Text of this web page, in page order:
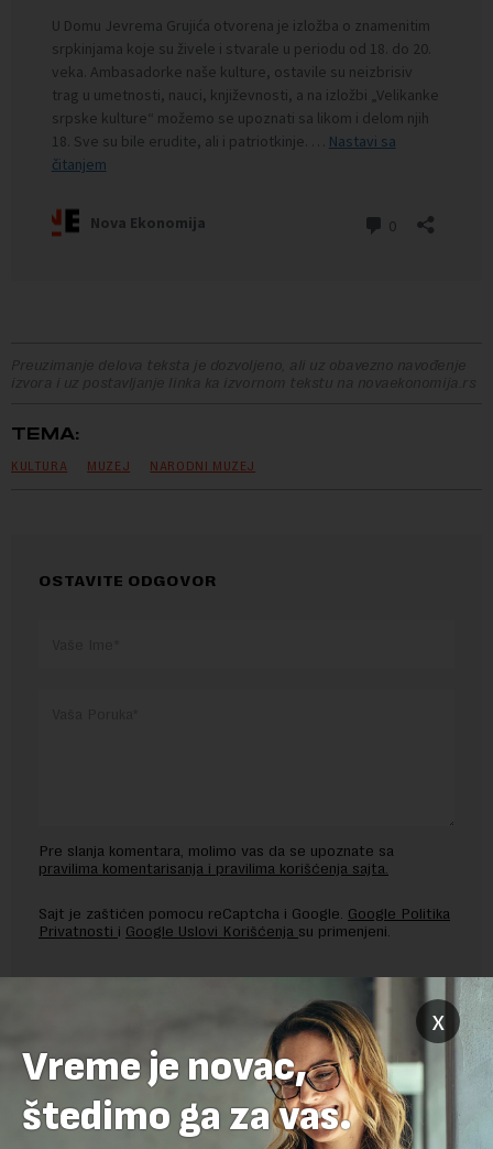
Preuzimanje delova teksta je dozvoljeno, ali uz obavezno navođenje
izvora i uz postavljanje linka ka izvornom tekstu na novaekonomija.rs
TEMA:
KULTURA MUZEJ NARODNI MUZEJ
OSTAVITE ODGOVOR
Pre slanja komentara, molimo vas da se upoznate sa
pravilima komentarisanja i pravilima korišćenja sajta.
Sajt je zaštićen pomocu reCaptcha i Google. Google Politika
Privatnosti i Google Uslovi Korišćenja su primenjeni.
x
Vreme je novac,
štedimo ga za vas.